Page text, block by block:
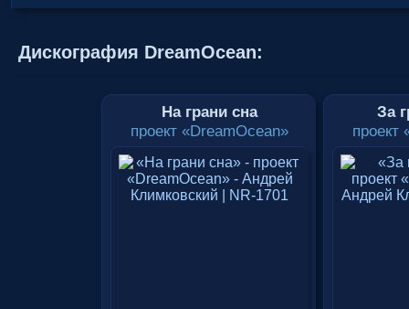
Дискография DreamOcean:
На грани сна
проект «DreamOcean»
За
проект